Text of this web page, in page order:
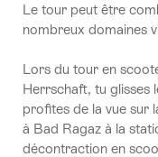
Le tour peut être
nombreux domaines
Lors du tour en
Herrschaft, tu glisses
profites de la vue sur
à Bad Ragaz à la
décontraction en